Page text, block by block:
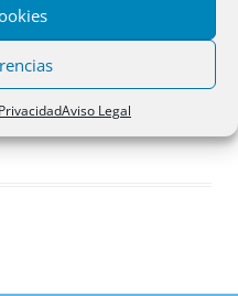
Aviso Legal